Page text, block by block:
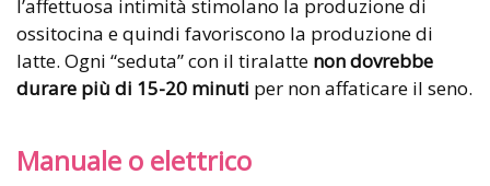
l’affettuosa intimità stimolano la produzione di
ossitocina e quindi favoriscono la produzione di
latte. Ogni “seduta” con il tiralatte non dovrebbe
durare più di 15-20 minuti per non affaticare il seno.
Manuale o elettrico